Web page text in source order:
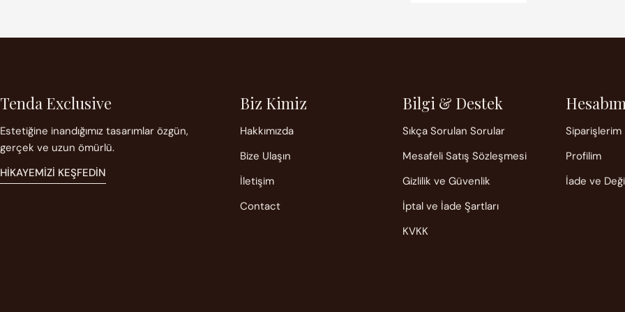
Tenda Exclusive
Estetiğine inandığımız tasarımlar özgün,
gerçek ve uzun ömürlü.
HIKAYEMIZI KEŞFEDIN
Biz Kimiz
Hakkımızda
Bize Ulaşın
İletişim
Contact
Bilgi & Destek
Sıkça Sorulan Sorular
Mesafeli Satış Sözleşmesi
Gizlilik ve Güvenlik
İptal ve İade Şartları
KVKK
Siparişlerim
Profilim
İade ve